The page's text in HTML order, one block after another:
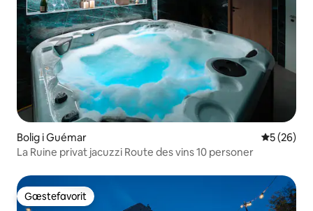
Bolig i Guémar 5 ud af 5 i
5 (26)
La Ruine privat jacuzzi Route des vins 10 personer
Gæstefavorit
Gæstefavorit